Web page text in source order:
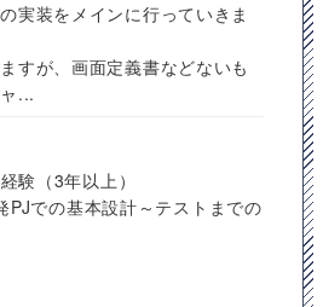
実装をメインに行っていきま
すが、画面定義書などないも
...
験（3年以上）
PJでの基本設計～テストまでの